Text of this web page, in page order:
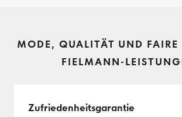
MODE, QUALITÄT UND FAIRE
FIELMANN-
Zufriedenheits­garantie